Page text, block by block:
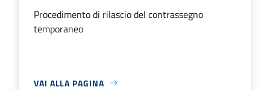
Procedimento di rilascio del contrassegno
temporaneo
VAI ALLA PAGINA